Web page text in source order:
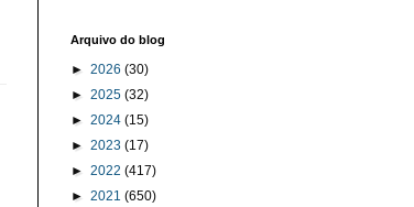
Arquivo do blog
► 2026 (30)
► 2025 (32)
► 2024 (15)
► 2023 (17)
► 2022 (417)
► 2021 (650)